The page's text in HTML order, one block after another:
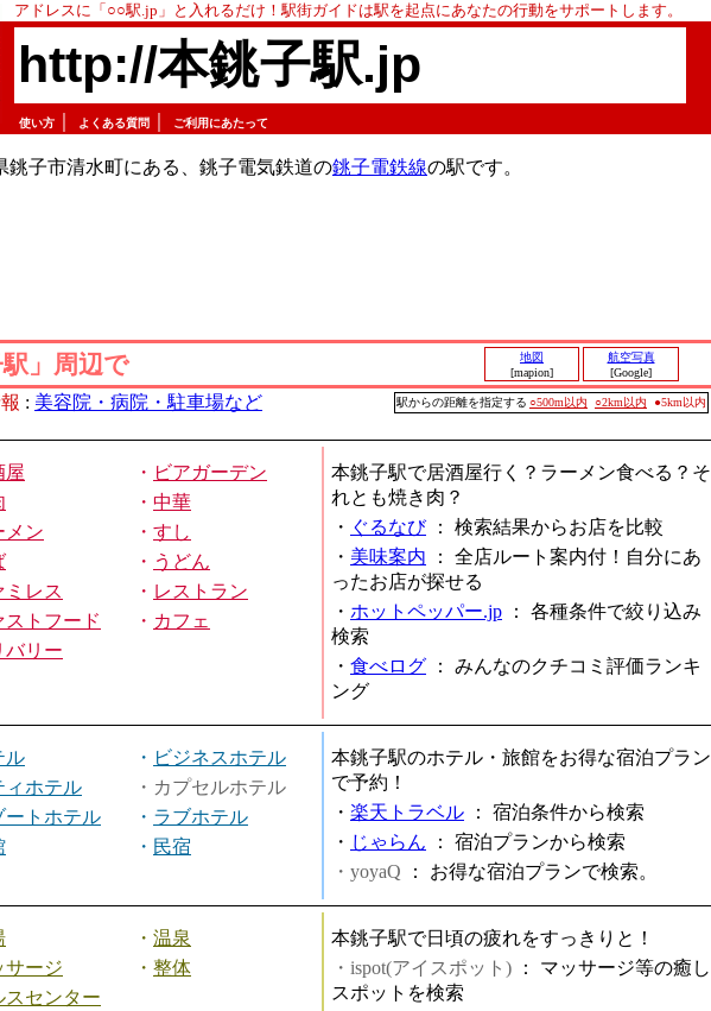
アドレスに「○○駅.jp」と入れるだけ！駅街ガイドは駅を起点にあなたの行動をサポートします。
http://本銚子駅.jp
使い方 よくある質問 ご利用にあたって
銚子市清水町にある、銚子電気鉄道の銚子電鉄線の駅です。
駅」周辺で
地図
[mapion]
航空写真
[Google]
: 美容院・病院・駐車場など 駅からの距離を指定する ○500m以内 ○2km以内 ●5km以内
屋 ・ ビアガーデン
・ 中華
メン ・ すし
・ うどん
ミレス ・ レストラン
ストフード ・ カフェ
バリー
本銚子駅で居酒屋行く？ラーメン食べる？そ
れとも焼き肉？
・ ぐるなび： 検索結果からお店を比較
・ 美味案内 ： 全店ルート案内付！自分にあ
ったお店が探せる
・ ホットペッパー.jp ： 各種条件で絞り込み
検索
・ 食べログ ： みんなのクチコミ評価ランキ
ング
ル ・ ビジネスホテル
ィホテル
・カプセルホテル
ートホテル ・ ラブホテル
・ 民宿
本銚子駅のホテル・旅館をお得な宿泊プラン
で予約！
・ 楽天トラベル ： 宿泊条件から検索
・ じゃらん ： 宿泊プランから検索
・yoyaQ ： お得な宿泊プランで検索。
・ 温泉
サージ ・ 整体
スセンター
本銚子駅で日頃の疲れをすっきりと！
・ispot(アイスポット) ： マッサージ等の癒し
スポットを検索